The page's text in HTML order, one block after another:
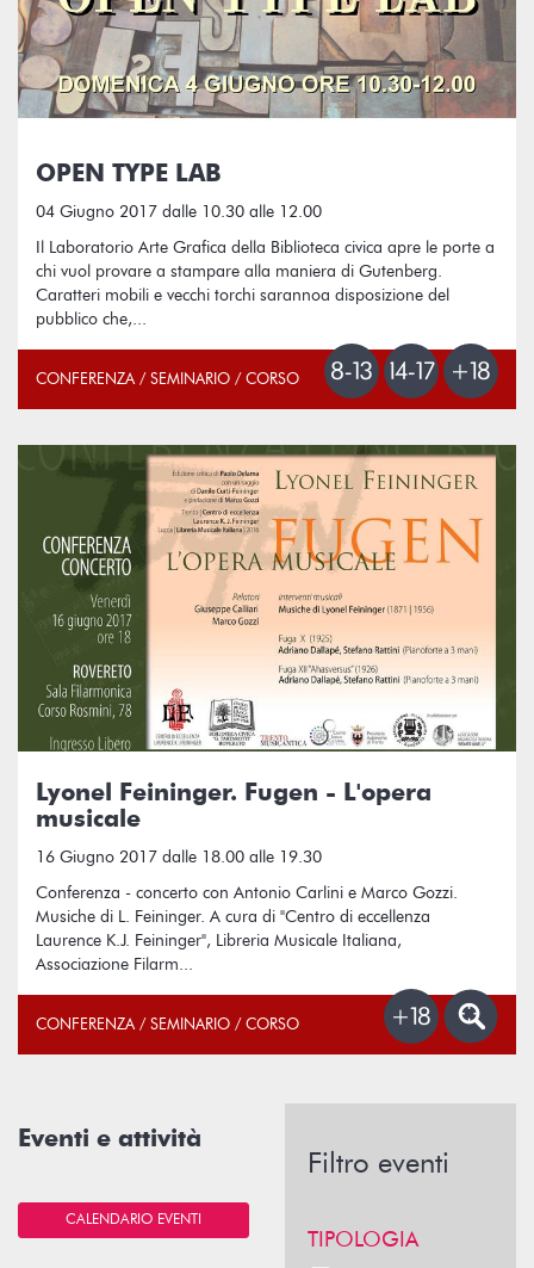
OPEN TYPE LAB
04 Giugno 2017 dalle 10.30 alle 12.00
Il Laboratorio Arte Grafica della Biblioteca civica apre le porte a
chi vuol provare a stampare alla maniera di Gutenberg.
Caratteri mobili e vecchi torchi sarannoa disposizione del
pubblico che,...
CONFERENZA / SEMINARIO / CORSO
Lyonel Feininger. Fugen - L'opera
musicale
16 Giugno 2017 dalle 18.00 alle 19.30
Conferenza - concerto con Antonio Carlini e Marco Gozzi.
Musiche di L. Feininger. A cura di "Centro di eccellenza
Laurence K.J. Feininger", Libreria Musicale Italiana,
Associazione Filarm...
CONFERENZA / SEMINARIO / CORSO
Eventi e attività
CALENDARIO EVENTI
Filtro eventi
TIPOLOGIA